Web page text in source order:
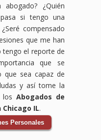
con
tu
accidente
laboral.
Sabemos
que
enfrentar
un
accidente
en
el
trabajo
puede
ser
estamos
aquí
para
ayudarte
a
obtener
la
compensación
mereces
por
tus
lesiones,
gastos
abogado? ¿Quién
si tengo una
compensado
que me han
tengo el reporte de
que se
que sea capaz de
y así tome la
losAbogados de
IL.
Personales